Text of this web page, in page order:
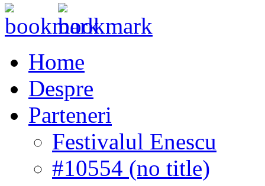
Home
Despre
Parteneri
Festivalul Enescu
#10554 (no title)